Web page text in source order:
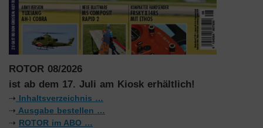
ROTOR 08/2026
ist ab dem 17. Juli am Kiosk erhältlich!
⇢ Inhaltsverzeichnis …
⇢ Ausgabe bestellen …
⇢ ROTOR im ABO …